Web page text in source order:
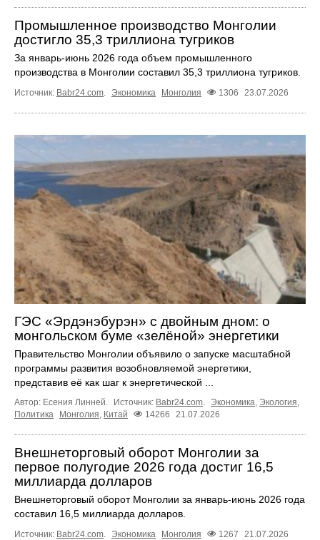
Промышленное производство Монголии
достигло 35,3 триллиона тугриков
За январь-июнь 2026 года объем промышленного
производства в Монголии составил 35,3 триллиона тугриков.
Источник: Babr24.com. Экономика Монголия 1306 23.07.2026
ГЭС «Эрдэнэбурэн» с двойным дном: о
монгольском буме «зелёной» энергетики
Правительство Монголии объявило о запуске масштабной
программы развития возобновляемой энергетики,
представив её как шаг к энергетической ...
Автор: Есения Линней. Источник: Babr24.com. Экономика, Экология,
Политика
Монголия, Китай 14266 21.07.2026
Внешнеторговый оборот Монголии за
первое полугодие 2026 года достиг 16,5
миллиарда долларов
Внешнеторговый оборот Монголии за январь-июнь 2026 года
составил 16,5 миллиарда долларов.
Источник: Babr24.com. Экономика Монголия 1267 21.07.2026